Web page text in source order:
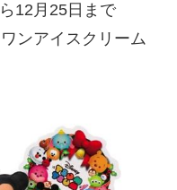
12月25日まで
ンアイスクリーム